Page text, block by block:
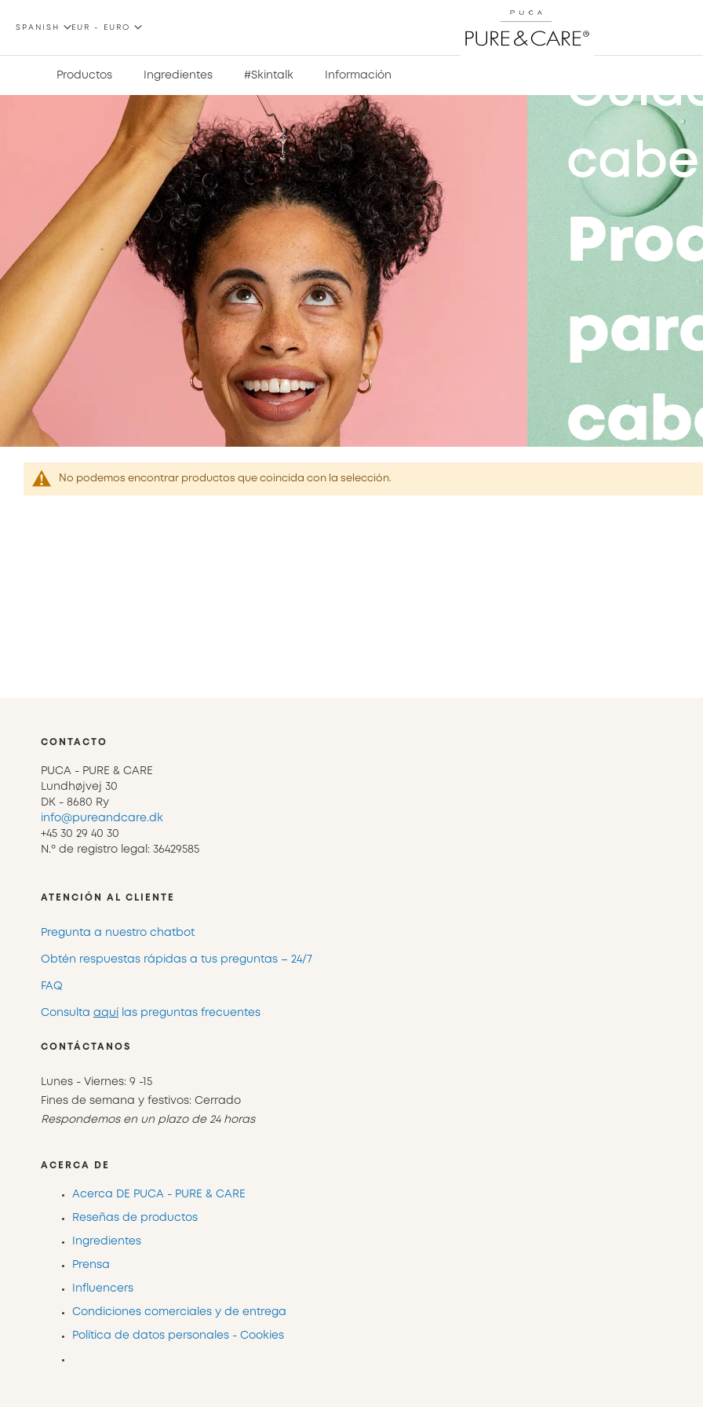
LENGUAJE
SPANISH
MONEDA
EUR - EURO
Productos Ingredientes #Skintalk Información
No podemos encontrar productos que coincida con la selección.
CONTACTO
PUCA - PURE & CARE
Lundhøjvej 30
DK - 8680 Ry
info@pureandcare.dk
+45 30 29 40 30
N.º de registro legal: 36429585
ATENCIÓN AL CLIENTE
Pregunta a nuestro chatbot
Obtén respuestas rápidas a tus preguntas – 24/7
FAQ
Consulta aquí las preguntas frecuentes
CONTÁCTANOS
Lunes - Viernes: 9 -15
Fines de semana y festivos: Cerrado
Respondemos en un plazo de 24 horas
ACERCA DE
Acerca DE PUCA - PURE & CARE
Reseñas de productos
Ingredientes
Prensa
Influencers
Condiciones comerciales y de entrega
Política de datos personales - Cookies